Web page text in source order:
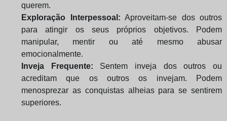
querem.
Exploração Interpessoal: Aproveitam-se dos outros
para atingir os seus próprios objetivos. Podem
manipular, mentir ou até mesmo abusar
emocionalmente.
Inveja Frequente: Sentem inveja dos outros ou
acreditam que os outros os invejam. Podem
menosprezar as conquistas alheias para se sentirem
superiores.